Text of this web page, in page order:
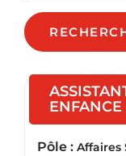
ENFANCE
Pôle : Affaires